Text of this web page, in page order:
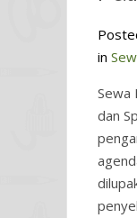
in
Sewa
dan